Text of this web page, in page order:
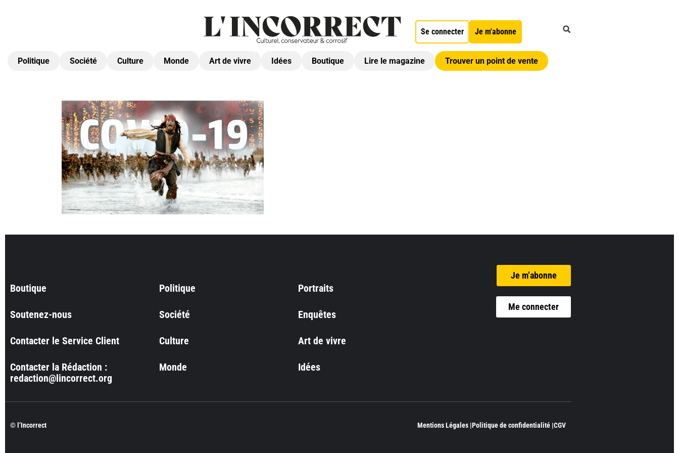
Se connecter Je m'abonne
Politique Société Culture Monde Art de vivre Idées Boutique Lire le magazine Trouver un point de vente
Boutique
Soutenez-nous
Contacter le Service Client
Contacter la Rédaction :
redaction@lincorrect.org
Politique
Société
Culture
Monde
Portraits
Enquêtes
Art de vivre
Idées
Je m’abonne
Me connecter
© l’Incorrect Mentions Légales |Politique de confidentialité |CGV